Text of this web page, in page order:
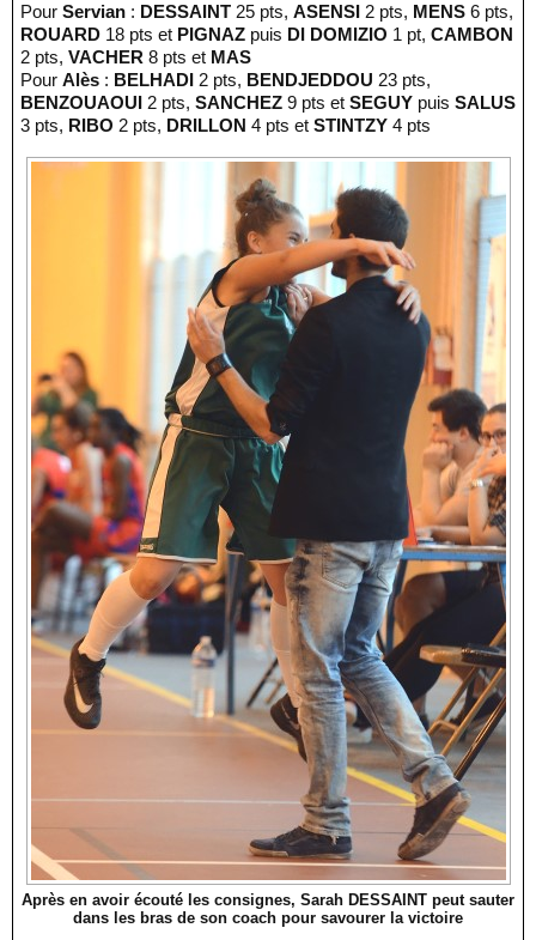
Pour Servian : DESSAINT 25 pts, ASENSI 2 pts, MENS 6 pts,
ROUARD 18 pts et PIGNAZ puis DI DOMIZIO 1 pt, CAMBON
2 pts, VACHER 8 pts et MAS
Pour Alès : BELHADI 2 pts, BENDJEDDOU 23 pts,
BENZOUAOUI 2 pts, SANCHEZ 9 pts et SEGUY puis SALUS
3 pts, RIBO 2 pts, DRILLON 4 pts et STINTZY 4 pts
Après en avoir écouté les consignes, Sarah DESSAINT peut sauter
dans les bras de son coach pour savourer la victoire